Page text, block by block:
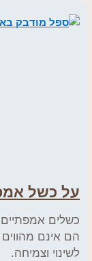
על כשל
כשלים
הם אינם
לשינוי וצמיחה.